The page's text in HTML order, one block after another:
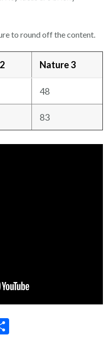
to round off the content.
Nature 3
48
83